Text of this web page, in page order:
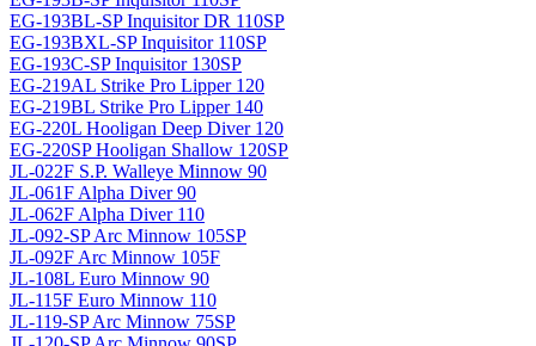
EG-193BL-SP Inquisitor DR 110SP
EG-193BXL-SP Inquisitor 110SP
EG-193C-SP Inquisitor 130SP
EG-219AL Strike Pro Lipper 120
EG-219BL Strike Pro Lipper 140
EG-220L Hooligan Deep Diver 120
EG-220SP Hooligan Shallow 120SP
JL-022F S.P. Walleye Minnow 90
JL-061F Alpha Diver 90
JL-062F Alpha Diver 110
JL-092-SP Arc Minnow 105SP
JL-092F Arc Minnow 105F
JL-108L Euro Minnow 90
JL-115F Euro Minnow 110
JL-119-SP Arc Minnow 75SP